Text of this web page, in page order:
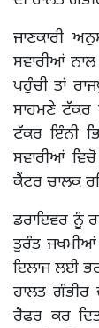
ਜਾਣਕਾਰੀ
ਸਵਾਰੀਆਂ
ਪਹੁੰਚੀ ਤਾਂ
ਸਾਹਮਣੇ ਟੱਕਰ
ਟੱਕਰ ਇੰਨੀ
ਸਵਾਰੀਆਂ
ਕੈਂਟਰ ਚਾਲਕ
ਡਰਾਇਵਰ ਨੂੰ
ਤੁਰੰਤ ਜਖਮੀਆਂ
ਇਲਾਜ ਲਈ
ਹਾਲਤ ਗੰਭੀਰ
ਰੈਫਰ ਕਰ